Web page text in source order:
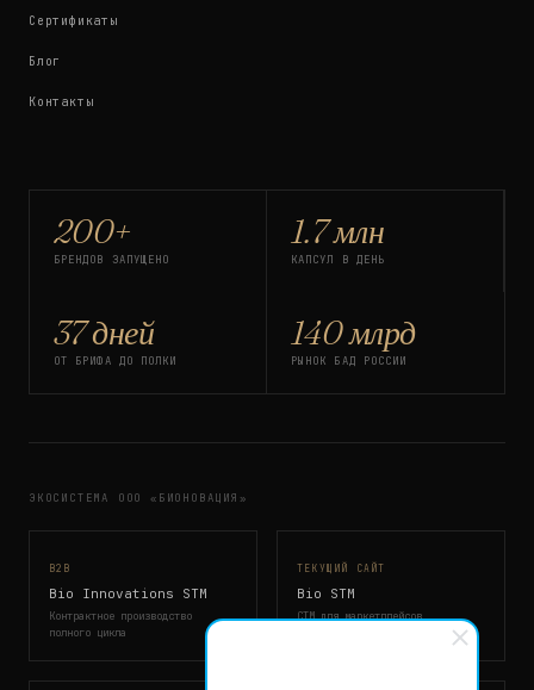
Сертификаты
Блог
Контакты
200+
БРЕНДОВ ЗАПУЩЕНО
1.7 млн
КАПСУЛ В ДЕНЬ
37 дней
ОТ БРИФА ДО ПОЛКИ
140 млрд
РЫНОК БАД РОССИИ
ЭКОСИСТЕМА ООО «БИОНОВАЦИЯ»
B2B
Bio Innovations STM
Контрактное производство
полного цикла
ТЕКУЩИЙ САЙТ
Bio STM
СТМ для маркетплейсов